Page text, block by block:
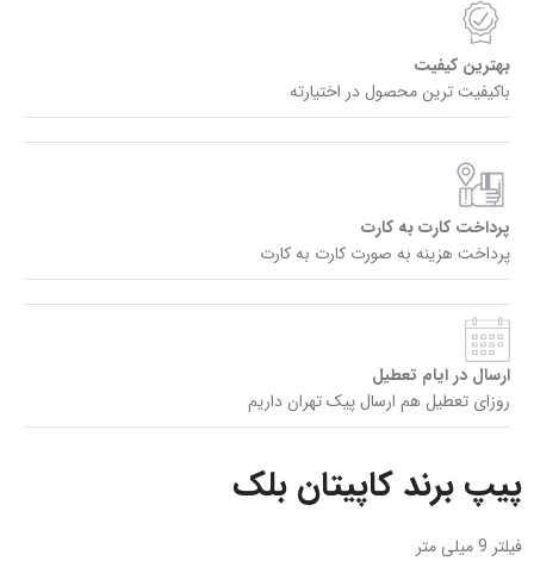
بهترین کیفیت
باکیفیت ترین محصول در اختیارته
پرداخت کارت به کارت
پرداخت هزینه به صورت کارت به کارت
ارسال در ایام تعطیل
روزای تعطیل هم ارسال پیک تهران داریم
پیپ برند کاپیتان بلک
فیلتر 9 میلی متر